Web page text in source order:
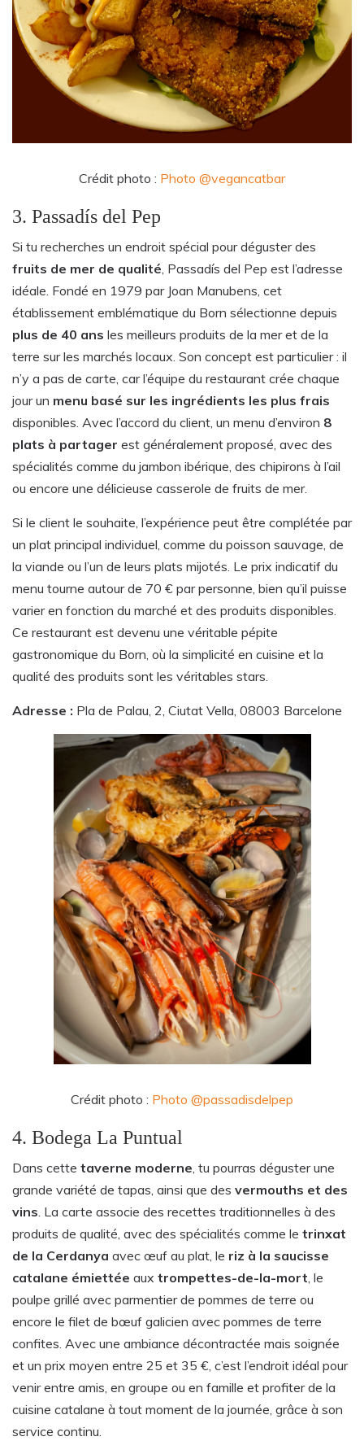
Crédit photo : Photo @vegancatbar
3. Passadís del Pep
Si tu recherches un endroit spécial pour déguster des
fruits de mer de qualité, Passadís del Pep est l’adresse
idéale. Fondé en 1979 par Joan Manubens, cet
établissement emblématique du Born sélectionne depuis
plus de 40 ans les meilleurs produits de la mer et de la
terre sur les marchés locaux. Son concept est particulier : il
n’y a pas de carte, car l’équipe du restaurant crée chaque
jour un menu basé sur les ingrédients les plus frais
disponibles. Avec l’accord du client, un menu d’environ 8
plats à partager est généralement proposé, avec des
spécialités comme du jambon ibérique, des chipirons à l’ail
ou encore une délicieuse casserole de fruits de mer.
Si le client le souhaite, l’expérience peut être complétée par
un plat principal individuel, comme du poisson sauvage, de
la viande ou l’un de leurs plats mijotés. Le prix indicatif du
menu tourne autour de 70 € par personne, bien qu’il puisse
varier en fonction du marché et des produits disponibles.
Ce restaurant est devenu une véritable pépite
gastronomique du Born, où la simplicité en cuisine et la
qualité des produits sont les véritables stars.
Adresse : Pla de Palau, 2, Ciutat Vella, 08003 Barcelone
Crédit photo : Photo @passadisdelpep
4. Bodega La Puntual
Dans cette taverne moderne, tu pourras déguster une
grande variété de tapas, ainsi que des vermouths et des
vins. La carte associe des recettes traditionnelles à des
produits de qualité, avec des spécialités comme le trinxat
de la Cerdanya avec œuf au plat, le riz à la saucisse
catalane émiettée aux trompettes-de-la-mort, le
poulpe grillé avec parmentier de pommes de terre ou
encore le filet de bœuf galicien avec pommes de terre
confites. Avec une ambiance décontractée mais soignée
et un prix moyen entre 25 et 35 €, c’est l’endroit idéal pour
venir entre amis, en groupe ou en famille et profiter de la
cuisine catalane à tout moment de la journée, grâce à son
service continu.